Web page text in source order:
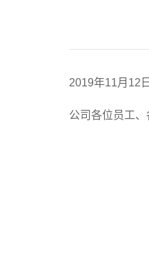
2019年11月12
公司各位员工